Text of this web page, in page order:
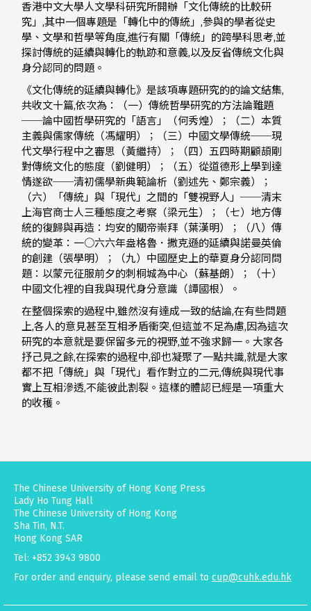
香港中文大學人文學科研究所開辦「文化傳統的比較研
究」,其中一個專題是「轉化中的傳統」,參與的學者從史
學、文學和哲學等角度,進行有關「傳統」的跨學科思考,並
探討傳統的延續與轉化的軌跡和意義,以及反省傳統文化與
身分認同的問題。
《文化傳統的延續與轉化》是該項專題研究的的論文結集,
共收文十篇,依次為：（一）傳統哲學研究的方法論難題
──論中國哲學研究的「語言」（何秀煌）；（二）本質
主義與儒家傳統（馮耀明）；（三）中國文學傳統──現
代文學行程中之審思（黃繼持）；（四）五四時期顧頡剛
對傳統文化的態度（劉健明）；（五）從道德形上學到達
情遂欲──清初儒學新典範論析（劉述先、鄭宗義）；
（六）「傳統」與「現代」之間的「雙視野人」──清末
上海官商士人三種態度之考察（梁元生）；（七）地方傳
統的復歸與再造：均安的關帝崇拜（葉漢明）；（八）傳
統的變革：一○六六年盎格魯．撒克遜的延續與諾曼英倫
的創建（張學明）；（九）中國歷史上的華夏身分認同問
題：以蒙元征服前夕的刺桐城為中心（蘇基朗）；（十）
中國文化裡的自我與現代身分意識（譚國根）。
在整個探索的過程中,雖然沒有達成一致的結論,在有些問題
上,各人的意見甚至互相矛盾衝突,但這並不足為慮,因為這次
研究的本意就是要保留多元的視野,並不強求歸一。大家各
抒己見之餘,在探索的過程中,卻也凝聚了一點共識,就是大家
都不把「傳統」與「現代」看作對立的二元,傳統與現代事
實上互相滲透,不能彼此割裂。這樣的體認已經是一項重大
的收穫。
The Chinese University of Hong Kong Press
Lady Ho Tung Hall
The Chinese University of Hong Kong
Sha Tin, N.T.
Hong Kong SAR
Tel: +852 3943 9800
For order and enquiry, please send email to cup@cuhk.edu.hk